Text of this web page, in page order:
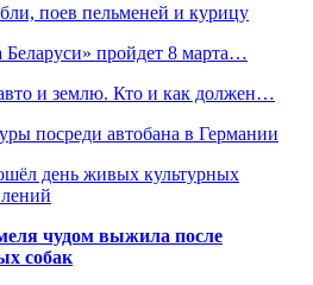
поев пельменей и курицу
Беларуси» пройдет 8 марта…
и землю. Кто и как должен…
посреди автобана в Германии
день живых культурных
чудом выжила после
собак